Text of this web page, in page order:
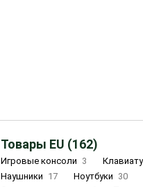
Товары EU (162)
Игровые консоли 3
Наушники 17 Ноутбуки 30